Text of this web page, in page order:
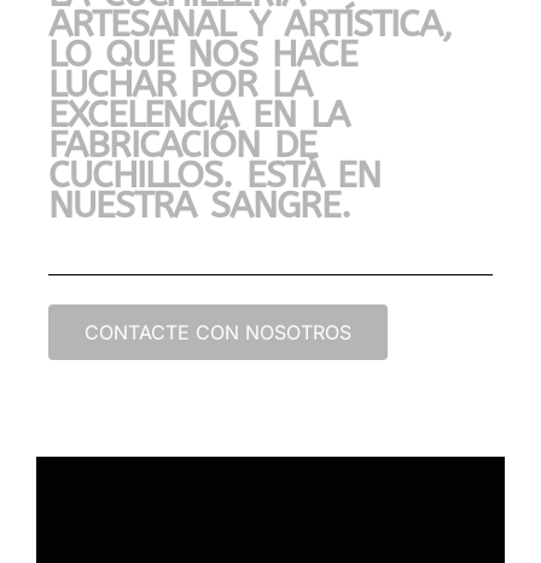
ARTESANAL Y ARTÍSTICA,
LO QUE NOS HACE
LUCHAR POR LA
EXCELENCIA EN LA
FABRICACIÓN DE
CUCHILLOS. ESTÁ EN
NUESTRA SANGRE.
CONTACTE CON NOSOTROS